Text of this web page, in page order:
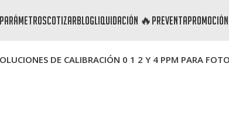
parámetroscotizarblogliquidación 🔥preventapromoción
DE CALIBRACIÓN 0 1 2 Y 4 PPM PARA